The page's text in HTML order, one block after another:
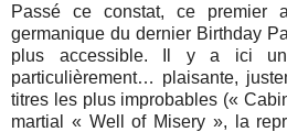
Passé ce constat, ce premier
germanique du dernier Birthday
plus accessible. Il y a ici
particulièrement… plaisante,
titres les plus improbables («
martial « Well of Misery », la